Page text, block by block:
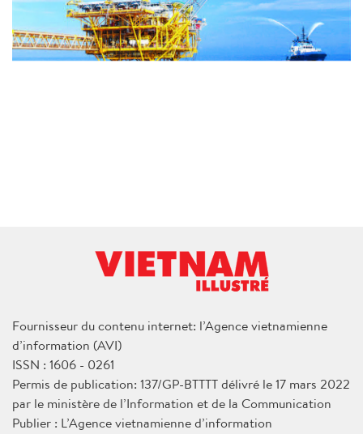
Fournisseur du contenu internet: l’Agence vietnamienne
d’information (AVI)
ISSN : 1606 - 0261
Permis de publication: 137/GP-BTTTT délivré le 17 mars 2022
par le ministère de l’Information et de la Communication
Publier : L’Agence vietnamienne d’information